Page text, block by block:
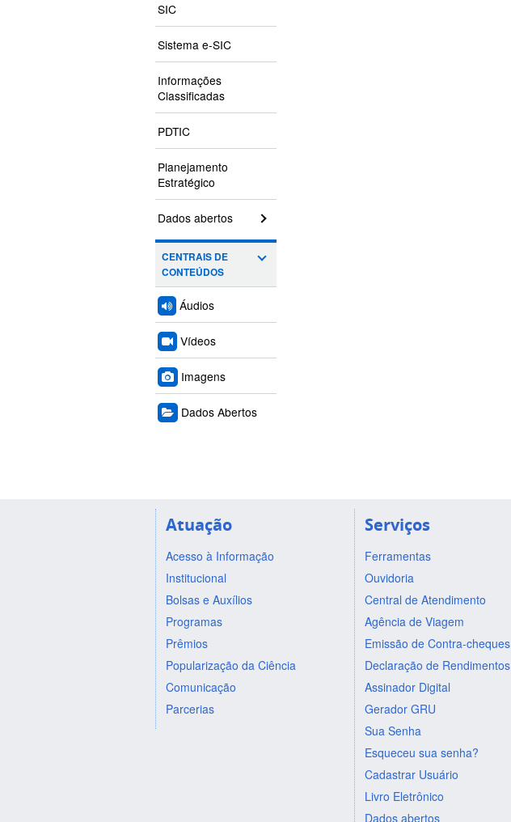
SIC
Sistema e-SIC
Informações
Classificadas
PDTIC
Planejamento
Estratégico
Dados abertos
CENTRAIS DE
CONTEÚDOS
Áudios
Vídeos
Imagens
Dados Abertos
Atuação
Acesso à Informação
Institucional
Bolsas e Auxílios
Programas
Prêmios
Popularização da Ciência
Comunicação
Parcerias
Serviços
Ferramentas
Ouvidoria
Central de Atendimento
Agência de Viagem
Emissão de Contra-cheques
Declaração de Rendimentos
Assinador Digital
Gerador GRU
Sua Senha
Esqueceu sua senha?
Cadastrar Usuário
Livro Eletrônico
Dados abertos